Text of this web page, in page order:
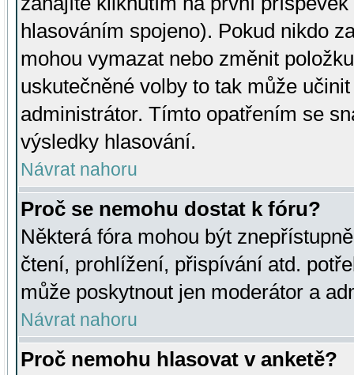
hlasováním spojeno). Pokud nikdo
mohou vymazat nebo změnit
uskutečněné volby to tak může
administrátor. Tímto opatřením se
výsledky hlasování.
Návrat nahoru
Proč se nemohu dostat k fóru?
Některá fóra mohou být
čtení, prohlížení, přispívání atd.
může poskytnout jen moderátor a
Návrat nahoru
Proč nemohu hlasovat v anketě?